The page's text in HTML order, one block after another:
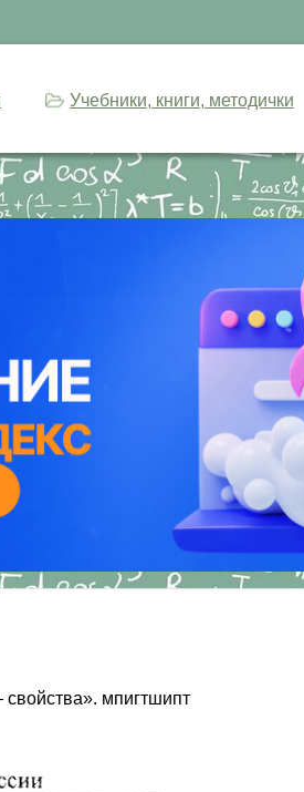
Учебники, книги, методички
мпигтшипт